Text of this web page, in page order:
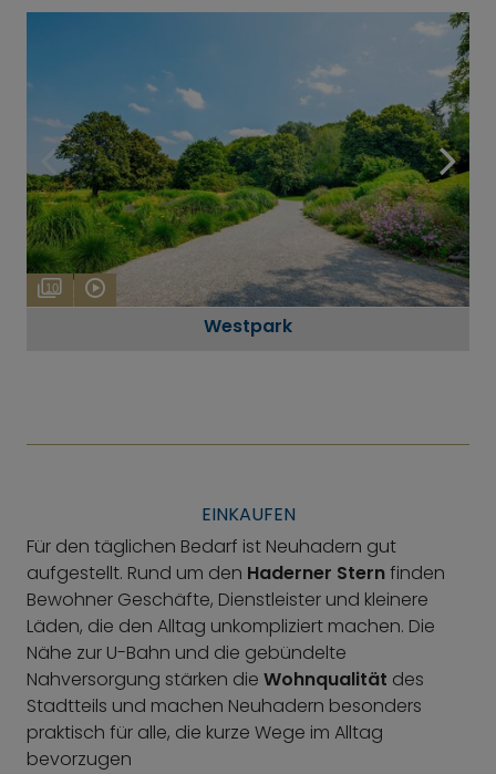
10
Westpark
EINKAUFEN
Für den täglichen Bedarf ist Neuhadern gut
aufgestellt. Rund um den Haderner Sternfinden
Bewohner Geschäfte, Dienstleister und kleinere
Läden, die den Alltag unkompliziert machen. Die
Nähe zur U-Bahn und die gebündelte
Nahversorgung stärken die Wohnqualität des
Stadtteils und machen Neuhadern besonders
praktisch für alle, die kurze Wege im Alltag
bevorzugen